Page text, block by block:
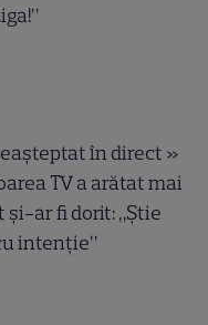
în direct »
TV a arătat mai
și-ar fi dorit: „Știe
intenție”